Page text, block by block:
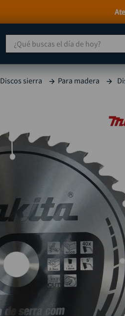
¿Qué buscas el día de hoy?
Discos sierra Para madera
1.
7.
10.